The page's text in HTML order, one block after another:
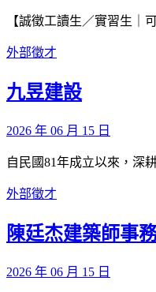
【誠徵工讀生／實習生｜
外部徵才
九昱建設
2026 年 06 月 15 日
自民國81年成立以來，深
外部徵才
陳廷杰建築師事
2026 年 06 月 15 日